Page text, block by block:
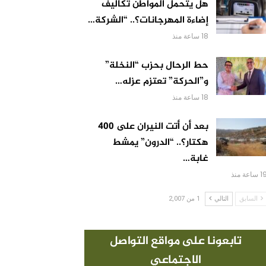
هل يتحمل المواطن تكاليف
إضاءة المهرجانات؟.. “الشركة…
18 ساعة منذ
حط الرحال بحزب “النخلة”
و”الحركة” تعتزم عزله…
18 ساعة منذ
بعد أن أتت النيران على 400
هكتار؟.. “الدرون” يمشط
غابة…
منذ
السابق التالي 1 من 2,007
تابعونا على مواقع التواصل
الاجتماعي